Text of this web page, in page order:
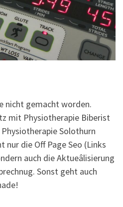
nicht gemacht worden.
mit Physiotherapie Biberist
Solothurn
nur die Off Page Seo (Links
auch die Aktueâlisierung
Sonst geht auch